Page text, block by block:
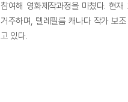
참여해 영화제작과정을 마쳤다. 현
거주하며, 텔레필름 캐나다 작가 보
고 있다.